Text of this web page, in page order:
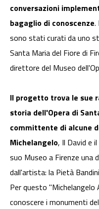
conversazioni
bagaglio di conoscenze.
sono stati curati da uno
Santa Maria del Fiore di
direttore del Museo
Il progetto trova le sue
storia dell'Opera di
committente di alcune
Michelangelo, Il David e
suo Museo a Firenze una
dall'artista: la Pietà
Per questo "Michelangelo
conoscere i monumenti